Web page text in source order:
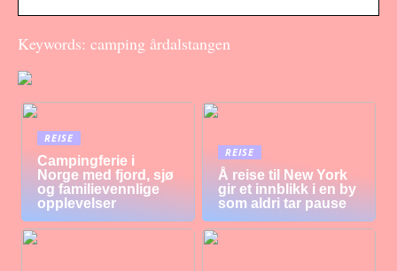
Keywords: camping årdalstangen
REISE
Campingferie i
Norge med fjord, sjø
og familievennlige
opplevelser
REISE
Å reise til New York
gir et innblikk i en by
som aldri tar pause